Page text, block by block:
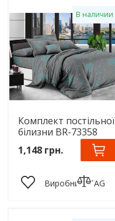
В наличии
Комплект постільної
білизни BR-73358
1,148 грн.
Виробник: TAG